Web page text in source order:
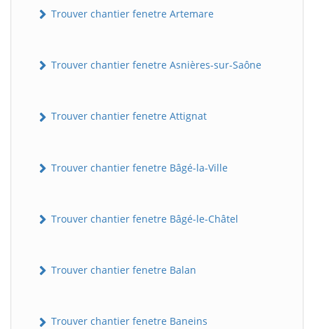
Trouver chantier fenetre Artemare
Trouver chantier fenetre Asnières-sur-Saône
Trouver chantier fenetre Attignat
Trouver chantier fenetre Bâgé-la-Ville
Trouver chantier fenetre Bâgé-le-Châtel
Trouver chantier fenetre Balan
Trouver chantier fenetre Baneins